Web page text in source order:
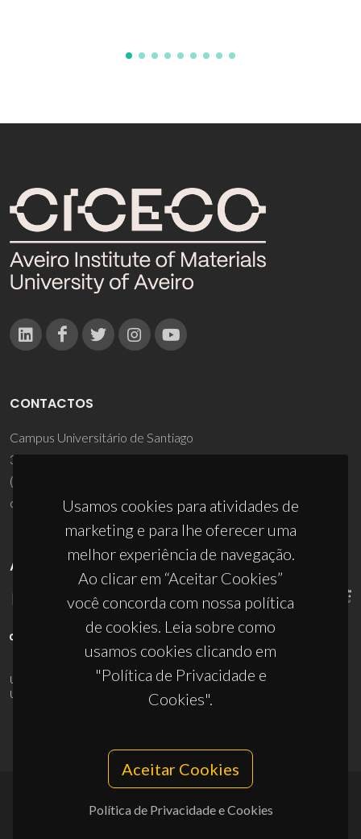
Usamos cookies para atividades de
marketing e para lhe oferecer uma
melhor experiência de navegação.
Ao clicar em “Aceitar Cookies”
você concorda com nossa política
de cookies. Leia sobre como
usamos cookies clicando em
"Política de Privacidade e
Cookies".
Aceitar Cookies
Política de Privacidade e Cookies
CONTACTOS
Campus Universitário de Santiago
3810-193 Aveiro - Portugal
(+351) 234 370 200
ciceco@ua.pt
APOIOS
UID/PRR/50011/2025(DOI:10.54499/UID/PRR/50011/2025
UID/PRR2/50011/2025
10.54499/UID/PRR2/50011/2025
© 2026, CICECO